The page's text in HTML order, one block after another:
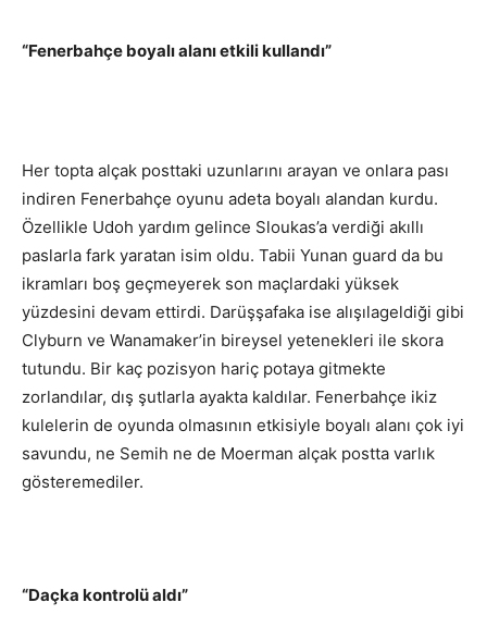
“Fenerbahçe boyalı alanı etkili kullandı”
Her topta alçak posttaki uzunlarını arayan ve onlara pası
indiren Fenerbahçe oyunu adeta boyalı alandan kurdu.
Özellikle Udoh yardım gelince Sloukas’a verdiği akıllı
paslarla fark yaratan isim oldu. Tabii Yunan guard da bu
ikramları boş geçmeyerek son maçlardaki yüksek
yüzdesini devam ettirdi. Darüşşafaka ise alışılageldiği gibi
Clyburn ve Wanamaker’in bireysel yetenekleri ile skora
tutundu. Bir kaç pozisyon hariç potaya gitmekte
zorlandılar, dış şutlarla ayakta kaldılar. Fenerbahçe ikiz
kulelerin de oyunda olmasının etkisiyle boyalı alanı çok iyi
savundu, ne Semih ne de Moerman alçak postta varlık
gösteremediler.
“Daçka kontrolü aldı”